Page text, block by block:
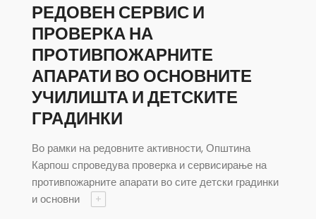
РЕДОВЕН СЕРВИС И
ПРОВЕРКА НА
ПРОТИВПОЖАРНИТЕ
АПАРАТИ ВО ОСНОВНИТЕ
УЧИЛИШТА И ДЕТСКИТЕ
ГРАДИНКИ
Во рамки на редовните активности, Општина
Карпош спроведува проверка и сервисирање на
противпожарните апарати во сите детски градинки
и основни
+